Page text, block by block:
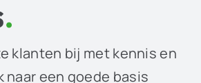
.
klanten bij met kennis en
naar een goede basis